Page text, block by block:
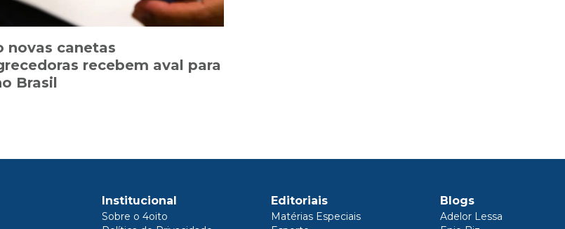
novas canetas
recebem aval para
Brasil
Institucional
Sobre o 4oito
Editoriais
Matérias Especiais
Blogs
Adelor Lessa